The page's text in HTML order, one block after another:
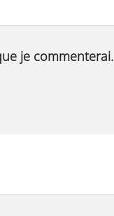
je commenterai.